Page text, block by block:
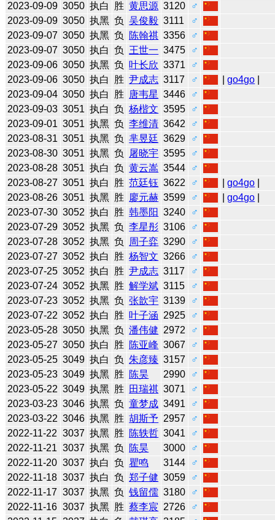
2023-09-09 3050 执白 胜 黄思源 3120
♂
2023-09-09 3050 执黑 负 吴俊毅 3111
♂
2023-09-07 3050 执黑 负 陈翰祺 3356
♂
2023-09-07 3050 执白 负 王世一 3475
♂
2023-09-06 3050 执黑 负 叶长欣 3371
♂
2023-09-06 3050 执白 胜 尹成志 3117 ♂ |go4go
2023-09-04 3050 执白 胜 唐韦星 3446
♂
2023-09-03 3051 执白 负 杨楷文 3595
♂
2023-09-01 3051 执黑 负 李维清 3642
♂
2023-08-31 3051 执黑 负 芈昱廷 3629
♂
2023-08-30 3051 执黑 负 屠晓宇 3595
♂
2023-08-28 3051 执白 负 黄云嵩 3544
♂
2023-08-27 3051 执白 胜 范廷钰 3622 ♂ |go4go
2023-08-26 3051 执黑 胜 廖元赫 3599 ♂ |go4go
2023-07-30 3052 执白 胜 韩墨阳 3240
♂
2023-07-29 3052 执黑 负 李星彤 3106
♂
2023-07-28 3052 执黑 负 周子弈 3290
♂
2023-07-27 3052 执白 胜 杨智文 3266
♂
2023-07-25 3052 执白 胜 尹成志 3117
♂
2023-07-24 3052 执黑 胜 解学斌 3115
♂
2023-07-23 3052 执黑 负 张歆宇 3139
♂
2023-07-22 3052 执白 胜 叶子涵 2925
♂
2023-05-28 3050 执黑 负 潘伟健 2972
♂
2023-05-27 3050 执白 胜 陈亚峰 3067
♂
2023-05-25 3049 执白 负 朱彦臻 3157
♂
2023-05-23 3049 执黑 胜 陈昊 2990
♂
2023-05-22 3049 执黑 胜 田瑞祺 3071
♂
2023-03-23 3046 执黑 负 童梦成 3491
♂
2023-03-22 3046 执黑 胜 胡斯予 2957
♂
2022-11-22 3037 执黑 胜 陈轶哲 3041
♂
2022-11-21 3037 执黑 负 陈昊 3000
♂
2022-11-20 3037 执白 负 瞿鸣 3144
♂
2022-11-18 3037 执白 负 郑子健 3059
♂
2022-11-17 3037 执黑 负 钱留儒 3180
♂
2022-11-16 3037 执黑 胜 蔡李宸 2726
♂